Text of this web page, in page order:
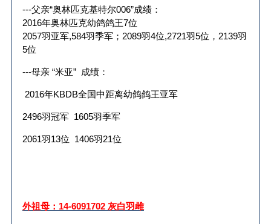
---父亲“奥林匹克基特尔006”成绩：
2016年奥林匹克幼鸽鸽王7位
2057羽亚军,584羽季军； 2089羽4位,2721羽5位， 2139羽
5位
---母亲 “米亚” 成绩：
2016年KBDB全国中距离幼鸽鸽王亚军
2496羽冠军 1605羽季军
2061羽13位 1406羽21位
外祖母： 14-6091702 灰白羽雌